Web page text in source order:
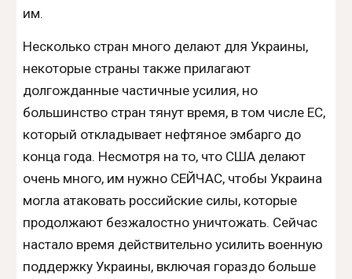
им.
Несколько стран много делают для Украины,
некоторые страны также прилагают
долгожданные частичные усилия, но
большинство стран тянут время, в том числе ЕС,
который откладывает нефтяное эмбарго до
конца года. Несмотря на то, что США делают
очень много, им нужно СЕЙЧАС, чтобы Украина
могла атаковать российские силы, которые
продолжают безжалостно уничтожать. Сейчас
настало время действительно усилить военную
поддержку Украины, включая гораздо больше